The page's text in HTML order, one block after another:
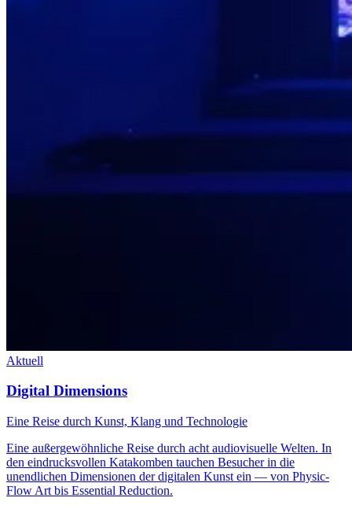
Aktuell
Digital Dimensions
Eine Reise durch Kunst, Klang und Technologie
Eine außergewöhnliche Reise durch acht audiovisuelle Welten. In
den eindrucksvollen Katakomben tauchen Besucher in die
unendlichen Dimensionen der digitalen Kunst ein — von Physic-
Flow Art bis Essential Reduction.